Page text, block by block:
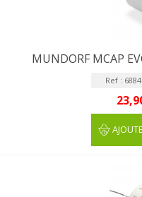
MUNDORF MCAP
Ref : 6884